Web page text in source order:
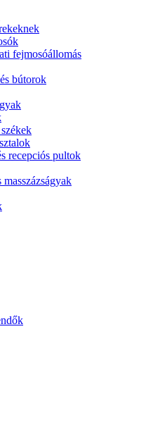
fejmosóállomás
bútorok
recepciós pultok
masszázságyak